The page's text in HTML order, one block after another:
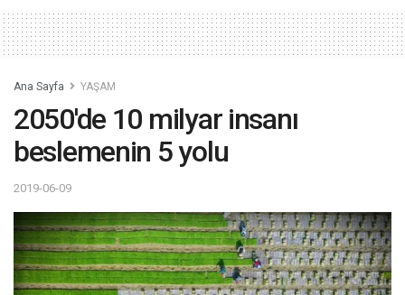
Ana Sayfa YAŞAM
2050'de 10 milyar insanı
beslemenin 5 yolu
2019-06-09